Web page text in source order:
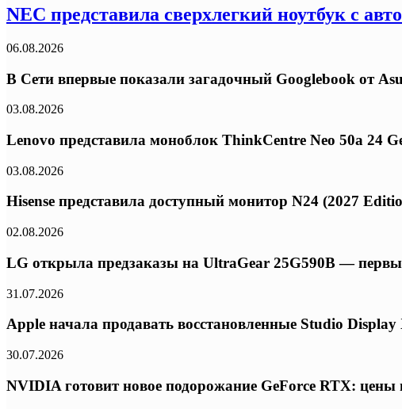
NEC представила сверхлегкий ноутбук с
06.08.2026
В Сети впервые показали загадочный Googlebook от
03.08.2026
Lenovo представила моноблок ThinkCentre Neo 50a 24
03.08.2026
Hisense представила доступный монитор N24 (2027
02.08.2026
LG открыла предзаказы на UltraGear 25G590B —
31.07.2026
Apple начала продавать восстановленные Studio
30.07.2026
NVIDIA готовит новое подорожание GeForce RTX: